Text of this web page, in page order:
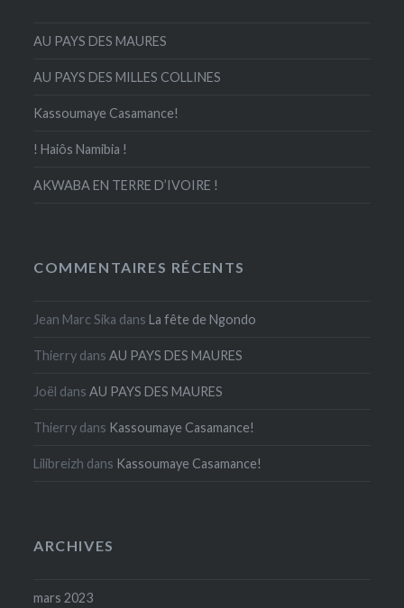
AU PAYS DES MAURES
AU PAYS DES MILLES COLLINES
Kassoumaye Casamance!
! Haiôs Namibia !
AKWABA EN TERRE D’IVOIRE !
COMMENTAIRES RÉCENTS
Jean Marc Sika dansLa fête de Ngondo
Thierry dansAU PAYS DES MAURES
Joël dansAU PAYS DES MAURES
Thierry dans Kassoumaye Casamance!
Lilibreizh dans Kassoumaye Casamance!
ARCHIVES
mars 2023